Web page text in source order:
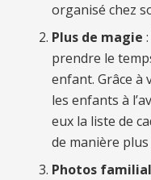
organisé chez
Plus de magie
prendre le
enfant. Grâce à
les enfants à
eux la liste de
de manière
Photos